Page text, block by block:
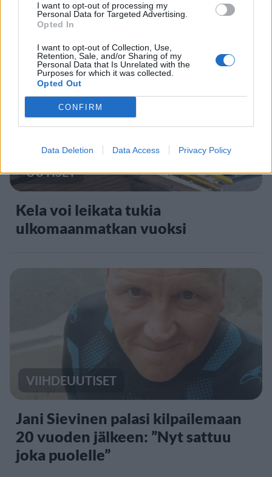
I want to opt-out of processing my
Personal Data for Targeted Advertising.
Opted In
I want to opt-out of Collection, Use,
Retention, Sale, and/or Sharing of my
Personal Data that Is Unrelated with the
Purposes for which it was collected.
Opted Out
CONFIRM
Data Deletion Data Access Privacy Policy
Kela muuttaa terapiakäytäntöä
5
UUTISET
Kela voi leikata tukia
ulkomaanmatkan vuoksi
VIIHDEUUTISET
Jani Sievinen palasi kilpailemaan
20 vuoden jälkeen: ”Nyt sattuu
joka puolelle”